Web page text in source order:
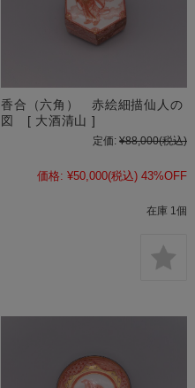
香合（六角） 赤絵細描仙人の
図 [ 大酒清山 ]
定価: ¥88,000(税込)
価格: ¥50,000(税込) 43%OFF
在庫 1個